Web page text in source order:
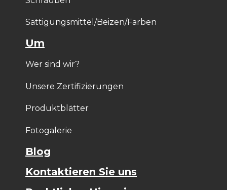
Sättigungsmittel/Beizen/Farben
Um
Wer sind wir?
Unsere Zertifizierungen
Produktblätter
Fotogalerie
Blog
Kontaktieren Sie uns